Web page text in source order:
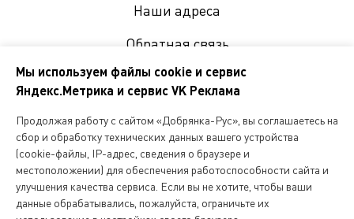
Наши адреса
Обратная связь
соцсетях
Копирование и любое другое использование информации,
размещенной на сайте Dobryanka-rus.ru
допускается исключительно с письменного разрешения ООО
«Русская поварня»
Мы используем файлы cookie и сервис
Яндекс.Метрика и сервис VK Реклама
Продолжая работу с сайтом «Добрянка-Рус», вы соглашаетесь на
сбор и обработку технических данных вашего устройства
(cookie-файлы, IP-адрес, сведения о браузере и
местоположении) для обеспечения работоспособности сайта и
улучшения качества сервиса. Если вы не хотите, чтобы ваши
данные обрабатывались, пожалуйста, ограничьте их